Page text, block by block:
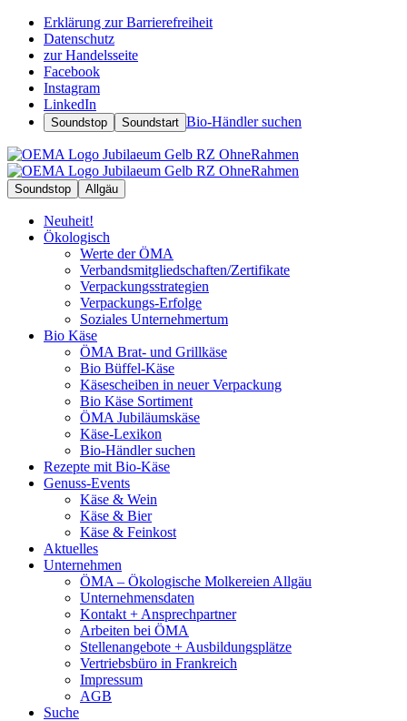
Erklärung zur Barrierefreiheit
Datenschutz
zur Handelsseite
Facebook
Instagram
LinkedIn
Soundstop Soundstart Bio-Händler suchen
Soundstop Allgäu
Neuheit!
Ökologisch
Werte der ÖMA
Verbandsmitgliedschaften/Zertifikate
Verpackungsstrategien
Verpackungs-Erfolge
Soziales Unternehmertum
Bio Käse
ÖMA Brat- und Grillkäse
Bio Büffel-Käse
Käsescheiben in neuer Verpackung
Bio Käse Sortiment
ÖMA Jubiläumskäse
Käse-Lexikon
Bio-Händler suchen
Rezepte mit Bio-Käse
Genuss-Events
Käse & Wein
Käse & Bier
Käse & Feinkost
Aktuelles
Unternehmen
ÖMA – Ökologische Molkereien Allgäu
Unternehmensdaten
Kontakt + Ansprechpartner
Arbeiten bei ÖMA
Stellenangebote + Ausbildungsplätze
Vertriebsbüro in Frankreich
Impressum
AGB
Suche